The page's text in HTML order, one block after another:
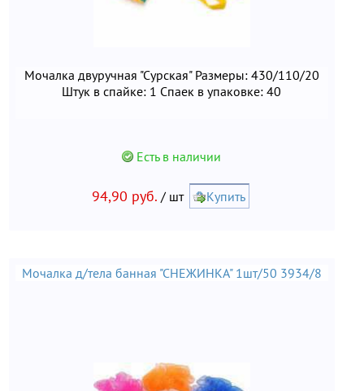
Мочалка двуручная "Сурская" Размеры: 430/110/20
Штук в спайке: 1 Спаек в упаковке: 40
Есть в наличии
94,90 руб. / шт Купить
Мочалка д/тела банная "СНЕЖИНКА" 1шт/50 3934/8